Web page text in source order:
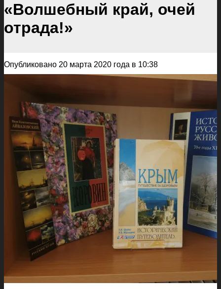
«Волшебный край, очей
отрада!»
Опубликовано 20 марта 2020 года в 10:38